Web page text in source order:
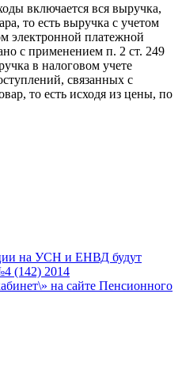
включается вся выручка,
то есть выручка с учетом
электронной платежной
с применением п. 2 ст. 249
в налоговом учете
связанных с
то есть исходя из цены, по
на УСН и ЕНВД будут
(142) 2014
на сайте Пенсионного